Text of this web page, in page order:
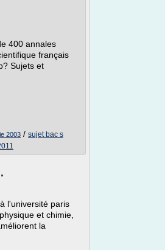
400 annales
français
Sujets et
2003 / sujet bac s
l'université paris
et chimie,
la